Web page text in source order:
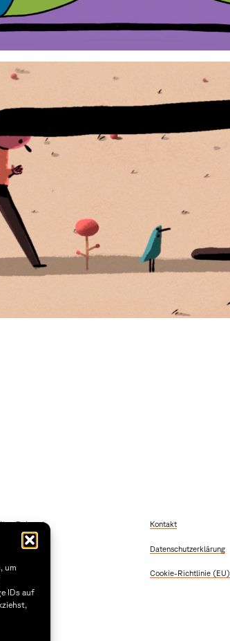
um
IDs auf
Dekanat
Kontakt
Datenschutzerklärung
Cookie-Richtlinie (EU)